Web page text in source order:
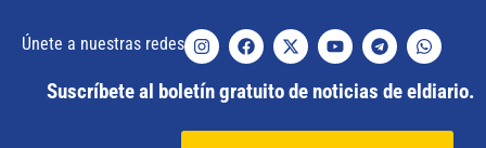
Únete a nuestras redes
Suscríbete al boletín gratuito de noticias de eldiario.